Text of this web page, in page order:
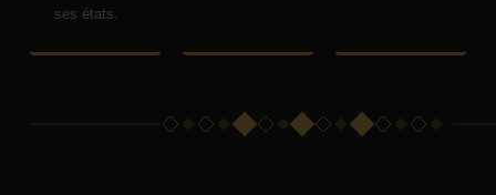
ses états.